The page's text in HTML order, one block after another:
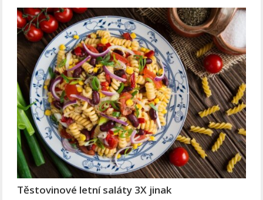
Těstovinové letní saláty 3X jinak